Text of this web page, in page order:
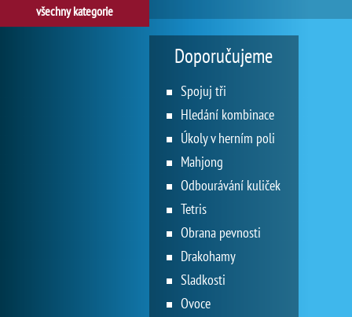
všechny kategorie
Doporučujeme
Spojuj tři
Hledání kombinace
Úkoly v herním poli
Mahjong
Odbourávání kuliček
Tetris
Obrana pevnosti
Drakohamy
Sladkosti
Ovoce